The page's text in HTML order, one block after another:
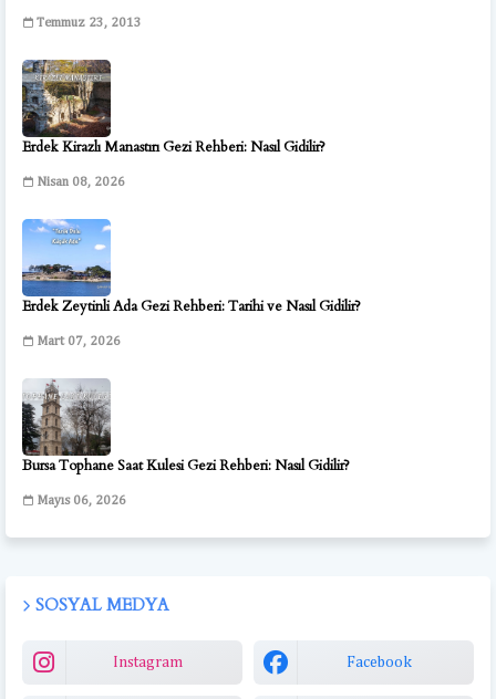
Temmuz 23, 2013
Erdek Kirazlı Manastırı Gezi Rehberi: Nasıl Gidilir?
Nisan 08, 2026
Erdek Zeytinli Ada Gezi Rehberi: Tarihi ve Nasıl Gidilir?
Mart 07, 2026
Bursa Tophane Saat Kulesi Gezi Rehberi: Nasıl Gidilir?
Mayıs 06, 2026
SOSYAL MEDYA
Instagram Facebook